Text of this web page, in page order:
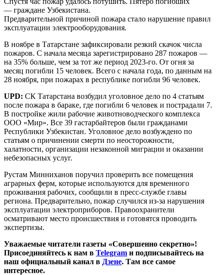
— граждане Узбекистана.
Предварительной причиной пожара стало нарушение правил
эксплуатации электрооборудования.
В ноябре в Татарстане зафиксировали резкий скачок числа
пожаров. С начала месяца зарегистрировано 287 пожаров —
на 35% больше, чем за тот же период 2023-го. От огня за
месяц погибли 15 человек. Всего с начала года, по данным на
28 ноября, при пожарах в республике погибли 96 человек.
UPD: СК Татарстана возбудил уголовное дело по 4 статьям
после пожара в бараке, где погибли 6 человек и пострадали 7.
В постройке жили рабочие животноводческого комплекса
ООО «Мир». Все 39 гастарбайтеров были гражданами
Республики Узбекистан. Уголовное дело возбуждено по
статьям о причинении смерти по неосторожности,
халатности, организации незаконной миграции и оказании
небезопасных услуг.
Рустам Минниханов поручил проверить все помещения
аграрных ферм, которые используются для временного
проживания рабочих, сообщили в пресс-службе главы
региона. Предварительно, пожар случился из-за нарушения
эксплуатации электроприборов. Правоохранители
осматривают место происшествия и готовятся проводить
экспертизы.
Уважаемые читатели газеты «Совершенно секретно»!
Присоединяйтесь к нам в Telegram и подписывайтесь на
наш официальный канал в Дзене. Там все самое
интересное.